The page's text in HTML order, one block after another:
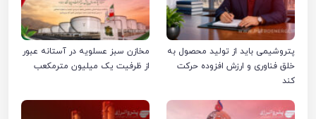
پتروشیمی باید از تولید محصول به
خلق فناوری و ارزش افزوده حرکت
کند
مخازن سبز عسلویه در آستانه عبور
از ظرفیت یک میلیون مترمکعب